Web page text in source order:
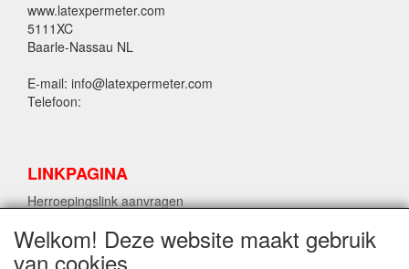
www.latexpermeter.com
5111XC
Baarle-Nassau NL
E-mail: info@latexpermeter.com
Telefoon:
LINKPAGINA
Herroepingslink aanvragen
LPM LATEX INFORMATIE
Welkom! Deze website maakt gebruik
van cookies